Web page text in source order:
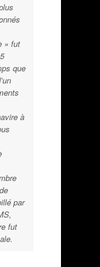
» fut
que
à
par
fut